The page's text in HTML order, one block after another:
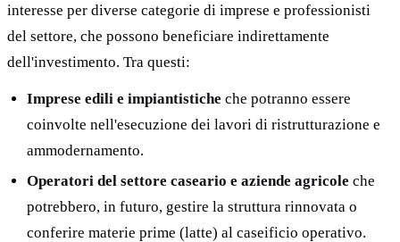
interesse per diverse categorie di imprese e professionisti
del settore, che possono beneficiare indirettamente
dell'investimento. Tra questi:
Imprese edili e impiantistiche che potranno essere
coinvolte nell'esecuzione dei lavori di ristrutturazione e
ammodernamento.
Operatori del settore caseario e aziende agricole che
potrebbero, in futuro, gestire la struttura rinnovata o
conferire materie prime (latte) al caseificio operativo.